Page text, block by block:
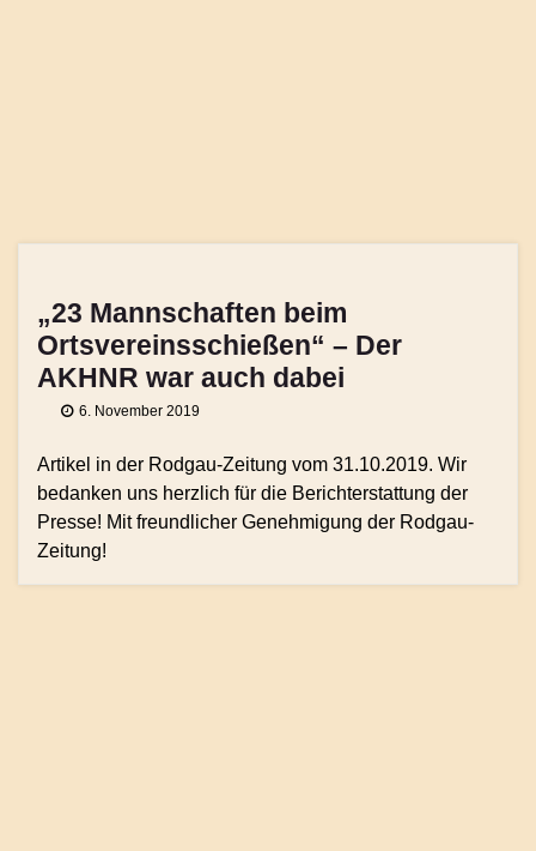
„23 Mannschaften beim
Ortsvereinsschießen“ – Der
AKHNR war auch dabei
6. November 2019
Artikel in der Rodgau-Zeitung vom 31.10.2019. Wir
bedanken uns herzlich für die Berichterstattung der
Presse! Mit freundlicher Genehmigung der Rodgau-
Zeitung!